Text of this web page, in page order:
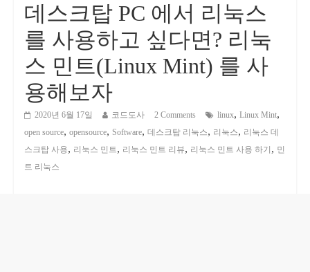
데스크탑 PC 에서 리눅스
를 사용하고 싶다면? 리눅
스 민트(Linux Mint) 를 사
용해보자
2020년 6월 17일 코드도사 2 Comments linux, Linux Mint,
open source, opensource, Software, 데스크탑 리눅스, 리눅스, 리눅스 데
스크탑 사용, 리눅스 민트, 리눅스 민트 리뷰, 리눅스 민트 사용 하기 , 민
트 리눅스